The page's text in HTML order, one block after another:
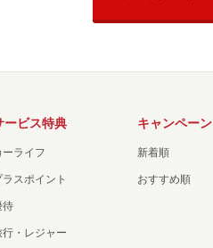
ービス特典
ーライフ
ラスポイント
待
行・レジャー
キャンペーン
新着順
おすすめ順